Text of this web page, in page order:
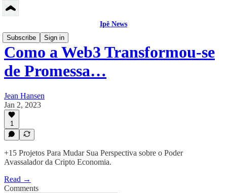
Ipê News
Subscribe
Sign in
Como a Web3 Transformou-se
de Promessa…
Jean Hansen
Jan 2, 2023
1
+15 Projetos Para Mudar Sua Perspectiva sobre o Poder
Avassalador da Cripto Economia.
Read →
Comments